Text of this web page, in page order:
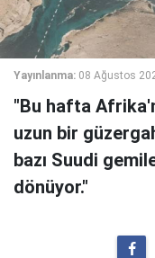
Yayınlanma: 08 Ağustos
"Bu hafta
uzun bir
bazı Suudi
dönüyor."